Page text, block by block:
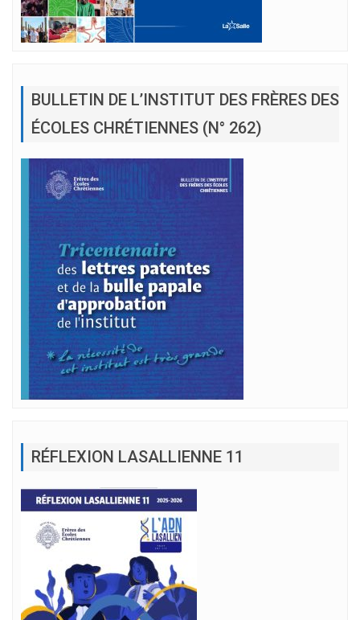
BULLETIN DE L’INSTITUT DES FRÈRES DES
ÉCOLES CHRÉTIENNES (N° 262)
RÉFLEXION LASALLIENNE 11